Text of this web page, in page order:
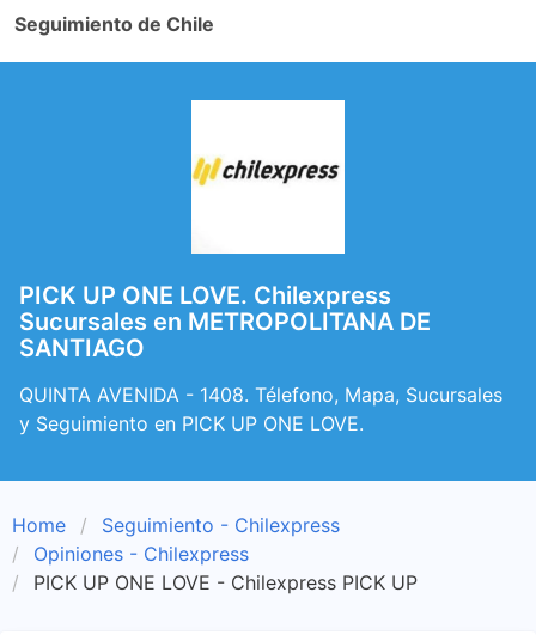
Seguimiento de Chile
PICK UP ONE LOVE. Chilexpress
Sucursales en METROPOLITANA DE
SANTIAGO
QUINTA AVENIDA - 1408. Télefono, Mapa, Sucursales
y Seguimiento en PICK UP ONE LOVE.
Home
Seguimiento - Chilexpress
Opiniones - Chilexpress
PICK UP ONE LOVE - Chilexpress PICK UP